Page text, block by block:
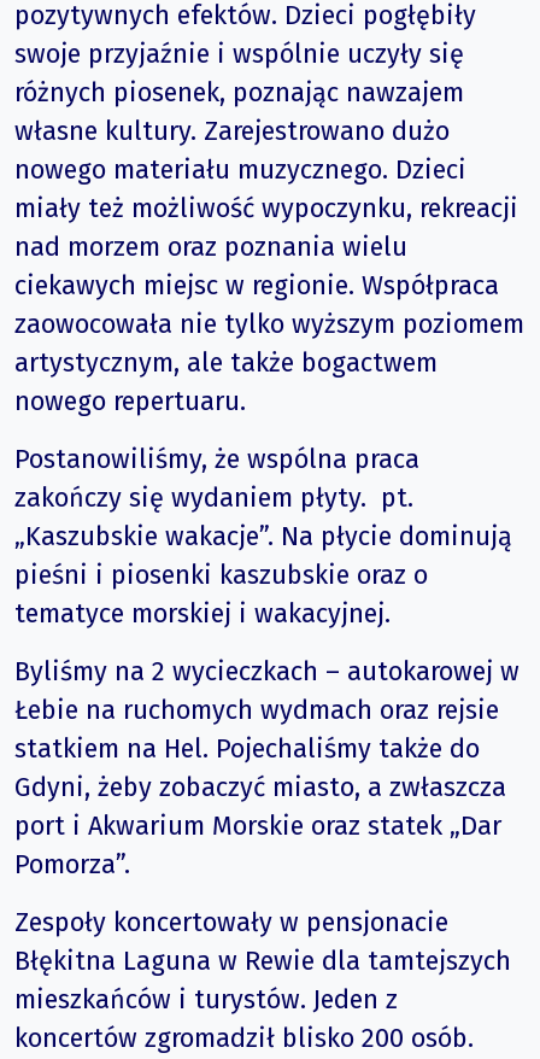
pozytywnych efektów. Dzieci pogłębiły
swoje przyjaźnie i wspólnie uczyły się
różnych piosenek, poznając nawzajem
własne kultury. Zarejestrowano dużo
nowego materiału muzycznego. Dzieci
miały też możliwość wypoczynku, rekreacji
nad morzem oraz poznania wielu
ciekawych miejsc w regionie. Współpraca
zaowocowała nie tylko wyższym poziomem
artystycznym, ale także bogactwem
nowego repertuaru.
Postanowiliśmy, że wspólna praca
zakończy się wydaniem płyty. pt.
„Kaszubskie wakacje”. Na płycie dominują
pieśni i piosenki kaszubskie oraz o
tematyce morskiej i wakacyjnej.
Byliśmy na 2 wycieczkach – autokarowej w
Łebie na ruchomych wydmach oraz rejsie
statkiem na Hel. Pojechaliśmy także do
Gdyni, żeby zobaczyć miasto, a zwłaszcza
port i Akwarium Morskie oraz statek „Dar
Pomorza”.
Zespoły koncertowały w pensjonacie
Błękitna Laguna w Rewie dla tamtejszych
mieszkańców i turystów. Jeden z
koncertów zgromadził blisko 200 osób.